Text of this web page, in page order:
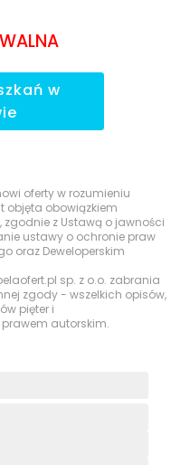
w
oferty w rozumieniu
objęta obowiązkiem
z Ustawą o jawności
ustawy o ochronie praw
oraz Deweloperskim
sp. z o.o. zabrania
zgody - wszelkich opisów,
pięter i
autorskim.